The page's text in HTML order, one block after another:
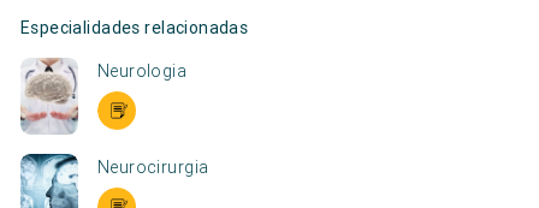
Especialidades relacionadas
Neurologia
Neurocirurgia